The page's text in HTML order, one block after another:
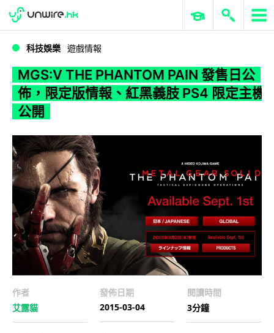
WWDC 2026 ERP 與商業 AI
科技娛樂 遊戲情報
MGS:V THE PHANTOM PAIN 發售日公
佈，限定版情報、紅黑義肢 PS4 限定主機
公開
作者
艾露貓
發佈日期
2015-03-04
閱讀時間
3分鐘